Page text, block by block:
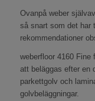
Ovanpå weber
så snart som det har
rekommendationer
weberfloor 4160 Fine
att beläggas efter en
parkettgolv och
golvbeläggningar.